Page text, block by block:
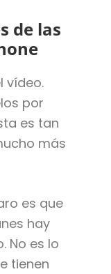
de las
vídeo.
por
es tan
más
es que
hay
No es lo
tienen